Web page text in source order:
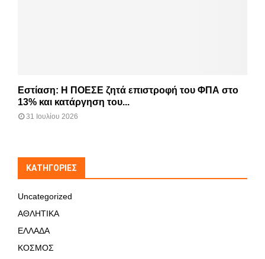
Εστίαση: Η ΠΟΕΣΕ ζητά επιστροφή του ΦΠΑ στο
13% και κατάργηση του...
31 Ιουλίου 2026
KΑΤΗΓΟΡΊΕΣ
Uncategorized
ΑΘΛΗΤΙΚΑ
ΕΛΛΑΔΑ
ΚΟΣΜΟΣ